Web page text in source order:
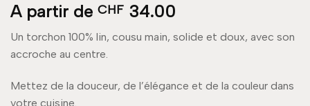
A partir de CHF 34.00
Un torchon 100% lin, cousu main, solide et doux, avec son
accroche au centre.
Mettez de la douceur, de l’élégance et de la couleur dans
votre cuisine.